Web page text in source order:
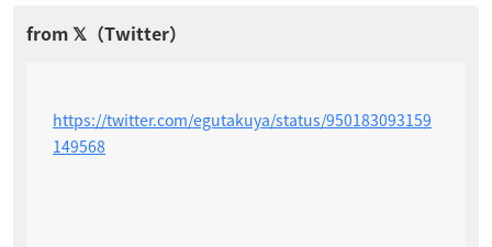
https://twitter.com/egutakuya/status/950183093159
149568